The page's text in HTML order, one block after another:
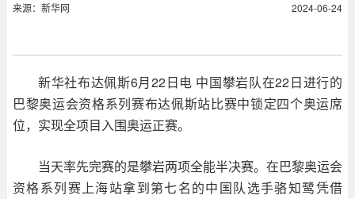
来源：新华网 2024-06-24
新华社布达佩斯6月22日电 中国攀岩队在22日进行的
巴黎奥运会资格系列赛布达佩斯站比赛中锁定四个奥运席
位，实现全项目入围奥运正赛。
当天率先完赛的是攀岩两项全能半决赛。在巴黎奥运会
资格系列赛上海站拿到第七名的中国队选手骆知鹭凭借